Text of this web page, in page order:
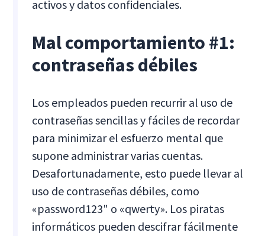
activos y datos confidenciales.
Mal comportamiento #1:
contraseñas débiles
Los empleados pueden recurrir al uso de
contraseñas sencillas y fáciles de recordar
para minimizar el esfuerzo mental que
supone administrar varias cuentas.
Desafortunadamente, esto puede llevar al
uso de contraseñas débiles, como
«password123" o «qwerty». Los piratas
informáticos pueden descifrar fácilmente